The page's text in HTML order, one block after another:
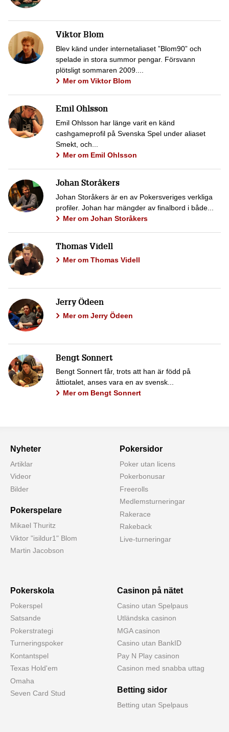
Viktor Blom
Blev känd under internetaliaset ”Blom90” och
spelade in stora summor pengar. Försvann
plötsligt sommaren 2009....
Mer om Viktor Blom
Emil Ohlsson
Emil Ohlsson har länge varit en känd
cashgameprofil på Svenska Spel under aliaset
Smekt, och...
Mer om Emil Ohlsson
Johan Storåkers
Johan Storåkers är en av Pokersveriges verkliga
profiler. Johan har mängder av finalbord i både...
Mer om Johan Storåkers
Thomas Videll
Mer om Thomas Videll
Jerry Ödeen
Mer om Jerry Ödeen
Bengt Sonnert
Bengt Sonnert får, trots att han är född på
åttiotalet, anses vara en av svensk...
Mer om Bengt Sonnert
Nyheter
Artiklar
Videor
Bilder
Pokerspelare
Mikael Thuritz
Viktor "isildur1" Blom
Martin Jacobson
Pokersidor
Poker utan licens
Pokerbonusar
Freerolls
Medlemsturneringar
Rakerace
Rakeback
Live-turneringar
Pokerskola
Pokerspel
Satsande
Pokerstrategi
Turneringspoker
Kontantspel
Texas Hold'em
Omaha
Seven Card Stud
Casinon på nätet
Casino utan Spelpaus
Utländska casinon
MGA casinon
Casino utan BankID
Pay N Play casinon
Casinon med snabba uttag
Betting sidor
Betting utan Spelpaus